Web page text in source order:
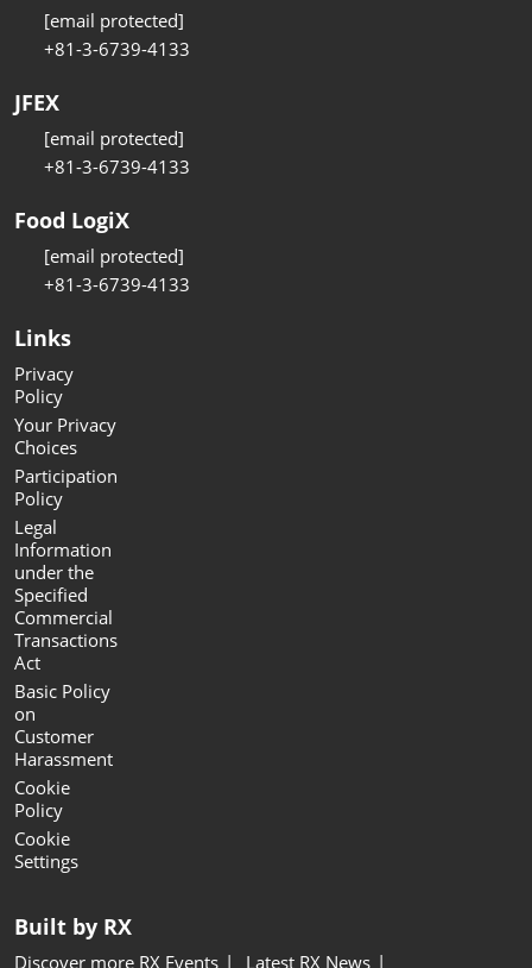
[email protected]
+81-3-6739-4133
JFEX
[email protected]
+81-3-6739-4133
Food LogiX
[email protected]
+81-3-6739-4133
Links
Privacy
Policy
Your Privacy
Choices
Participation
Policy
Legal
Information
under the
Specified
Commercial
Transactions
Act
Basic Policy
on
Customer
Harassment
Cookie
Policy
Cookie
Settings
Built by RX
Discover more RX Events Latest RX News